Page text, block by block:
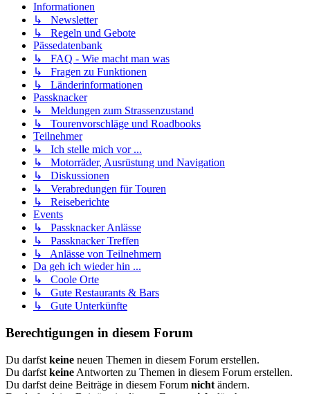
Informationen
↳ Newsletter
↳ Regeln und Gebote
Pässedatenbank
↳ FAQ - Wie macht man was
↳ Fragen zu Funktionen
↳ Länderinformationen
Passknacker
↳ Meldungen zum Strassenzustand
↳ Tourenvorschläge und Roadbooks
Teilnehmer
↳ Ich stelle mich vor ...
↳ Motorräder, Ausrüstung und Navigation
↳ Diskussionen
↳ Verabredungen für Touren
↳ Reiseberichte
Events
↳ Passknacker Anlässe
↳ Passknacker Treffen
↳ Anlässe von Teilnehmern
Da geh ich wieder hin ...
↳ Coole Orte
↳ Gute Restaurants & Bars
↳ Gute Unterkünfte
Berechtigungen in diesem Forum
Du darfst keine neuen Themen in diesem Forum erstellen.
Du darfst keine Antworten zu Themen in diesem Forum erstellen.
Du darfst deine Beiträge in diesem Forum nicht ändern.